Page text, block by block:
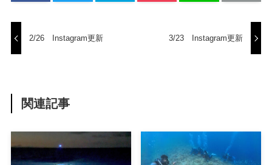
2/26 Instagram更新 3/23 Instagram更新
関連記事